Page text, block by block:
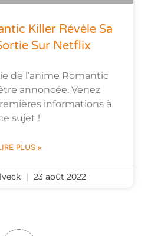
Killer Révèle Sa
Sur Netflix
de l’anime Romantic
annoncée. Venez
informations à
sujet !
PLUS »
23 août 2022